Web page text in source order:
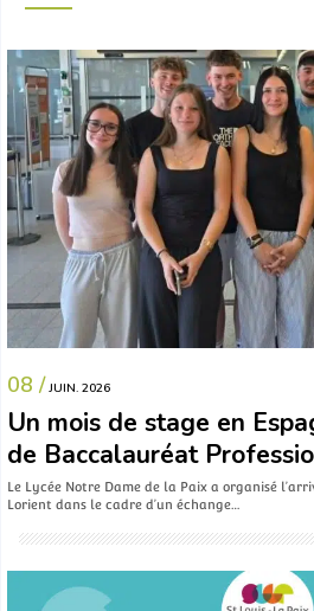
08 / JUIN. 2026
Un mois de stage en
de Baccalauréat
Le Lycée Notre Dame de la Paix a organisé
Lorient dans le cadre d’un échange…